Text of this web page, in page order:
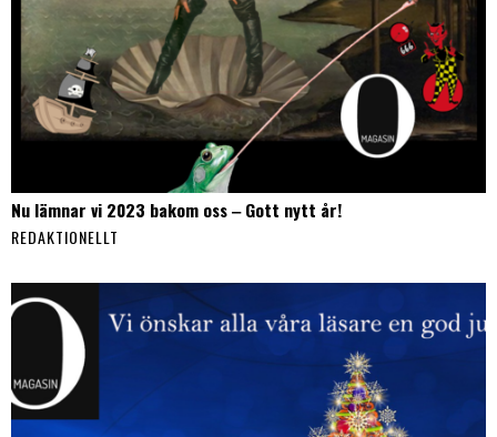
Nu lämnar vi 2023 bakom oss ‒ Gott nytt år!
REDAKTIONELLT